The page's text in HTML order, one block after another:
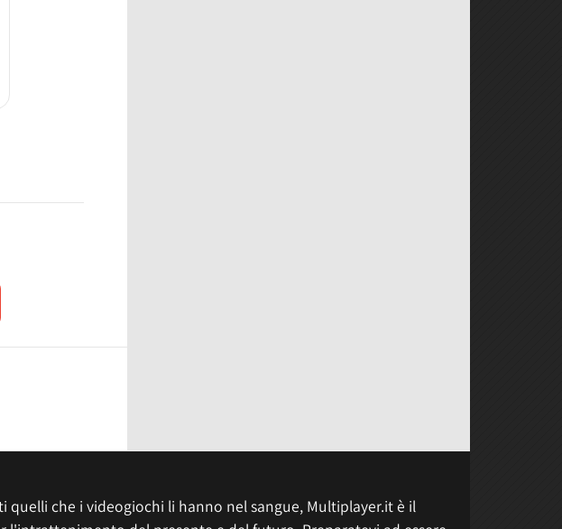
quelli che i videogiochi li hanno nel sangue, Multiplayer.it è il